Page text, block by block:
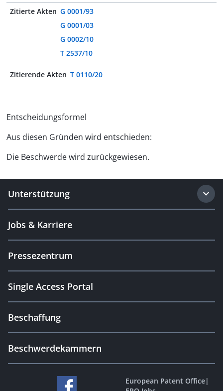
Zitierte Akten G 0001/93
G 0001/03
G 0002/10
T 2537/10
Zitierende Akten T 0110/20
Entscheidungsformel
Aus diesen Gründen wird entschieden:
Die Beschwerde wird zurückgewiesen.
Unterstützung
Jobs & Karriere
Pressezentrum
Single Access Portal
Beschaffung
Beschwerdekammern
European Patent Office|